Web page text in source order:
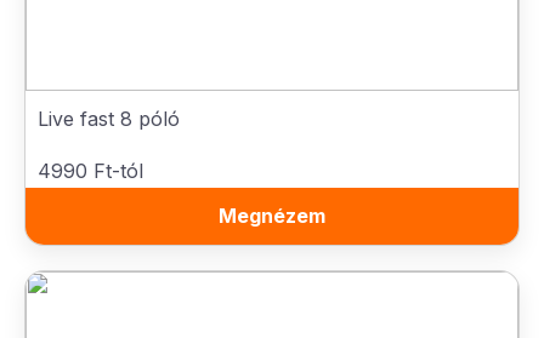
Live fast 8 póló
4990 Ft-tól
Megnézem